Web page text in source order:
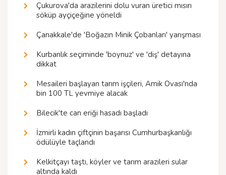
Çukurova'da arazilerini dolu vuran üretici mısırı
söküp ayçiçeğine yöneldi
Çanakkale'de 'Boğazın Minik Çobanları' yarışması
Kurbanlık seçiminde 'boynuz' ve 'diş' detayına
dikkat
Mesaileri başlayan tarım işçileri, Amik Ovası'nda
bin 100 TL yevmiye alacak
Bilecik'te can eriği hasadı başladı
İzmirli kadın çiftçinin başarısı Cumhurbaşkanlığı
ödülüyle taçlandı
Kelkitçayı taştı, köyler ve tarım arazileri sular
altında kaldı